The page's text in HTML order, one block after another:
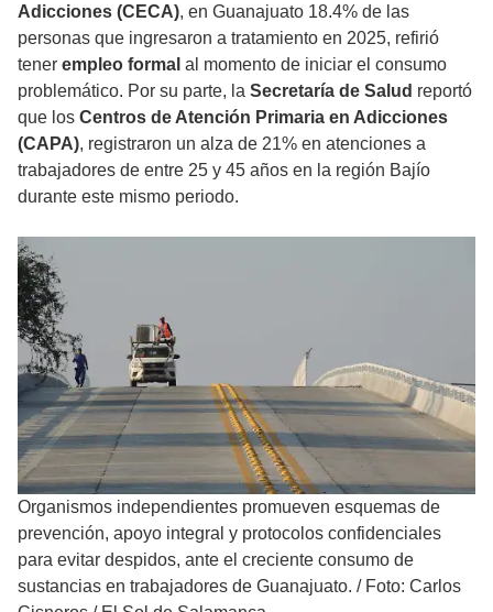
Adicciones (CECA), en Guanajuato 18.4% de las
personas que ingresaron a tratamiento en 2025, refirió
tener empleo formal al momento de iniciar el consumo
problemático. Por su parte, la Secretaría de Salud reportó
que los Centros de Atención Primaria en Adicciones
(CAPA), registraron un alza de 21% en atenciones a
trabajadores de entre 25 y 45 años en la región Bajío
durante este mismo periodo.
Organismos independientes promueven esquemas de
prevención, apoyo integral y protocolos confidenciales
para evitar despidos, ante el creciente consumo de
sustancias en trabajadores de Guanajuato. / Foto: Carlos